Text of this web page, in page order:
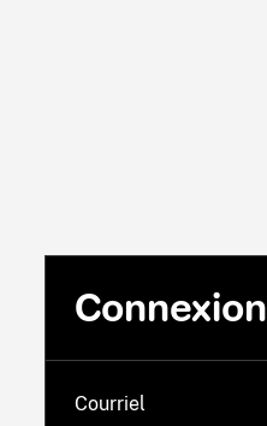
Connexion
Courriel